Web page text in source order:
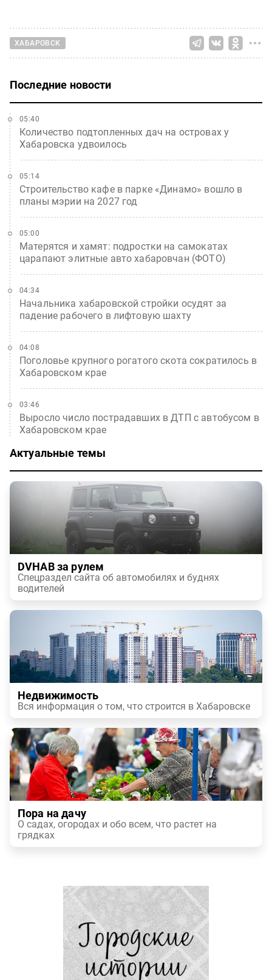
ХАБАРОВСК
Последние новости
Количество подтопленных дач на островах у
Хабаровска удвоилось
05:40
Строительство кафе в парке «Динамо» вошло в
планы мэрии на 2027 год
05:14
Матерятся и хамят: подростки на самокатах
царапают элитные авто хабаровчан (ФОТО)
05:00
Начальника хабаровской стройки осудят за
падение рабочего в лифтовую шахту
04:34
Поголовье крупного рогатого скота сократилось в
Хабаровском крае
04:08
Выросло число пострадавших в ДТП с автобусом в
Хабаровском крае
03:46
Актуальные темы
DVHAB за рулем
Спецраздел сайта об автомобилях и буднях
водителей
Недвижимость
Вся информация о том, что строится в Хабаровске
Пора на дачу
О садах, огородах и обо всем, что растет на
грядках